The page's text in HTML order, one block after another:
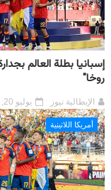
روخا"
الإيطالية نيوز يوليو 20, 2026
أمريكا اللاتينية